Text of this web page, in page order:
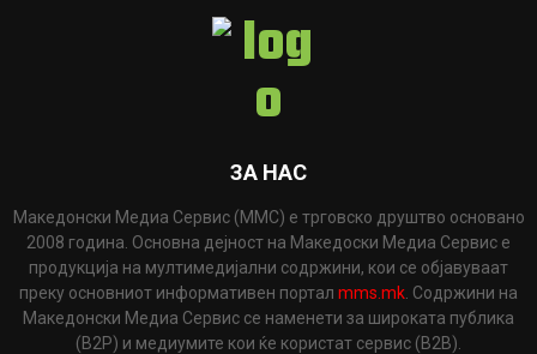
ЗА НАС
Македонски Медиа Сервис (ММС) е трговско друштво основано
2008 година. Основна дејност на Македоски Медиа Сервис е
продукција на мултимедијални содржини, кои се објавуваат
преку основниот информативен портал mms.mk . Содржини на
Македонски Медиа Сервис се наменети за широката публика
(B2P) и медиумите кои ќе користат сервис (B2B).